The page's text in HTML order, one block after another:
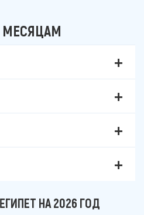
МЕСЯЦАМ
НА 2026 ГОД